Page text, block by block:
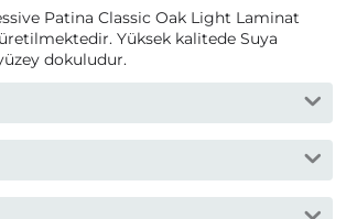
Patina Classic Oak Light Laminat
Yüksek kalitede Suya
dokuludur.